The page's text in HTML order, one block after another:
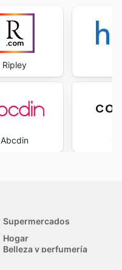
Ripley
Abcdin
Supermercados
Hogar
Belleza y perfumería